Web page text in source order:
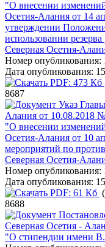
"О внесении
Осетия-Алания от 14
утверждении
использовании
Северная Осетия-
Номер опубликования:
Дата опубликования:
PDF: 473 Кб
8687
Указ
Алания от 10.08.2018
"О внесении
Осетия-Алания от 10
мероприятий по
Северная Осетия-
Номер опубликования:
Дата опубликования:
PDF: 61 Кб
8688
Северная Осетия -
"О стипендии имени